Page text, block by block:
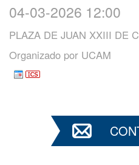
04-03-2026 12:00
PLAZA DE JUAN XXIII DE
Organizado por UCAM